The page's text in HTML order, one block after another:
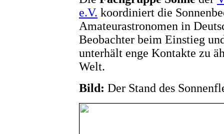
e.V. koordiniert die
Amateurastronomen in
Beobachter beim Einstieg
unterhält enge Kontakte zu
Welt.
Bild: Der Stand des